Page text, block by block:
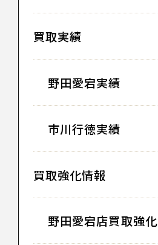
買取実績
野田愛宕実績
市川行徳実績
買取強化情報
野田愛宕店買取強化